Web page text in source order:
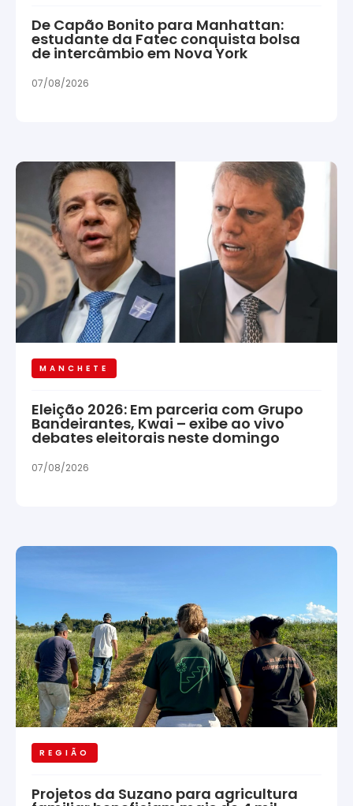
De Capão Bonito para Manhattan:
estudante da Fatec conquista bolsa
de intercâmbio em Nova York
07/08/2026
MANCHETE
Eleição 2026: Em parceria com Grupo
Bandeirantes, Kwai – exibe ao vivo
debates eleitorais neste domingo
07/08/2026
REGIÃO
Projetos da Suzano para agricultura